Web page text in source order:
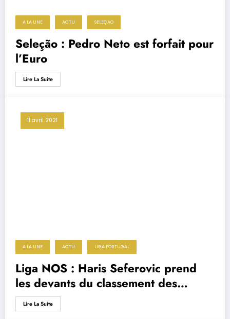
A LA UNE ACTU SELEÇAO
Seleção : Pedro Neto est forfait pour
l’Euro
Lire La Suite
11 avril 2021
A LA UNE ACTU LIGA PORTUGAL
Liga NOS : Haris Seferovic prend
les devants du classement des
buteurs
Lire La Suite